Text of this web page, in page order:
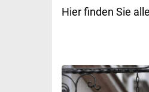
Hier finden Sie